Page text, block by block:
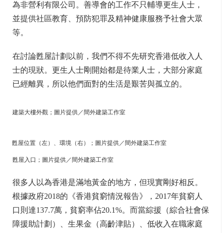
為非營利有限公司。善導會的工作不只輔導更生人士，
並提供社區教育、預防犯罪及精神健康服務予社會大眾
等。
在討論甦屋計劃以前，我們不得不先研究香港低收入人
士的現狀。更生人士剛開始都是待業人士，大部分家庭
已經離異，所以他們面對的生活是艱苦與孤立的。
建築大樓外觀；圖片提供／間外建築工作室
甦屋位置（左）、環境（右）；圖片提供／間外建築工作室
甦屋入口；圖片提供／間外建築工作室
很多人以為香港是滿地黃金的地方，但現實剛好相反。
根據政府2018的《香港貧窮情況報告》，2017年貧窮人
口則達137.7萬，貧窮率佔20.1%。而當綜援（綜合社會保
障援助計劃）、生果金（高齡津貼）、低收入在職家庭